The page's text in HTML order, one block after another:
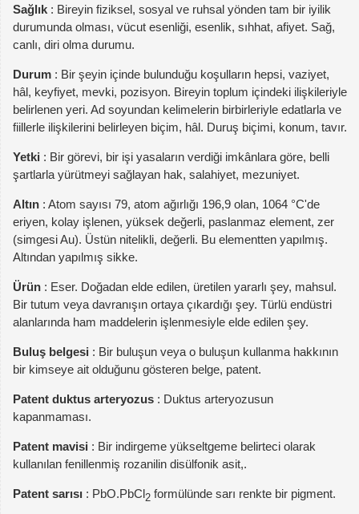
Sağlık : Bireyin fiziksel, sosyal ve ruhsal yönden tam bir iyilik
durumunda olması, vücut esenliği, esenlik, sıhhat, afiyet. Sağ,
canlı, diri olma durumu.
Durum : Bir şeyin içinde bulunduğu koşulların hepsi, vaziyet,
hâl, keyfiyet, mevki, pozisyon. Bireyin toplum içindeki ilişkileriyle
belirlenen yeri. Ad soyundan kelimelerin birbirleriyle edatlarla ve
fiillerle ilişkilerini belirleyen biçim, hâl. Duruş biçimi, konum, tavır.
Yetki : Bir görevi, bir işi yasaların verdiği imkânlara göre, belli
şartlarla yürütmeyi sağlayan hak, salahiyet, mezuniyet.
Altın : Atom sayısı 79, atom ağırlığı 196,9 olan, 1064 °C'de
eriyen, kolay işlenen, yüksek değerli, paslanmaz element, zer
(simgesi Au). Üstün nitelikli, değerli. Bu elementten yapılmış.
Altından yapılmış sikke.
Ürün : Eser. Doğadan elde edilen, üretilen yararlı şey, mahsul.
Bir tutum veya davranışın ortaya çıkardığı şey. Türlü endüstri
alanlarında ham maddelerin işlenmesiyle elde edilen şey.
Buluş belgesi : Bir buluşun veya o buluşun kullanma hakkının
bir kimseye ait olduğunu gösteren belge, patent.
Patent duktus arteryozus : Duktus arteryozusun
kapanmaması.
Patent mavisi : Bir indirgeme yükseltgeme belirteci olarak
kullanılan fenillenmiş rozanilin disülfonik asit,.
Patent sarısı : PbO.PbCl2 formülünde sarı renkte bir pigment.